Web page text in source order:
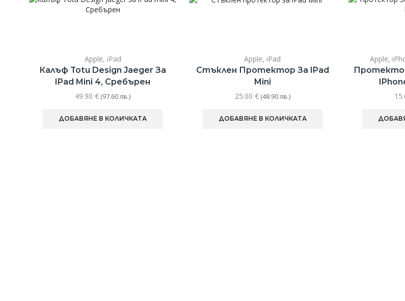
Apple, iPad
Калъф Totu Design Jaeger За
IPad Mini 4, Сребърен
49.90€ (97.60 лв.)
ДОБАВЯНЕ В КОЛИЧКАТА
Apple, iPad
Стъклен Протектор За IPad
Mini
25.00 €(48.90 лв.)
ДОБАВЯНЕ В КОЛИЧКАТА
Apple,